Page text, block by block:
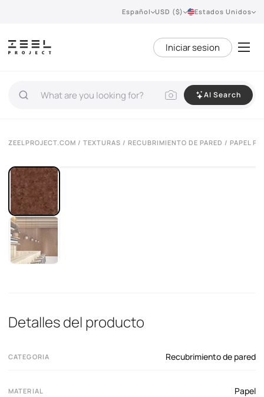
Español USD ($) Estados Unidos
Iniciar sesion
AI Search
ZEELPROJECT.COM / TEXTURAS / RECUBRIMIENTO DE PARED / PAPEL
Detalles del producto
CATEGORIA Recubrimiento de pared
MATERIAL Papel